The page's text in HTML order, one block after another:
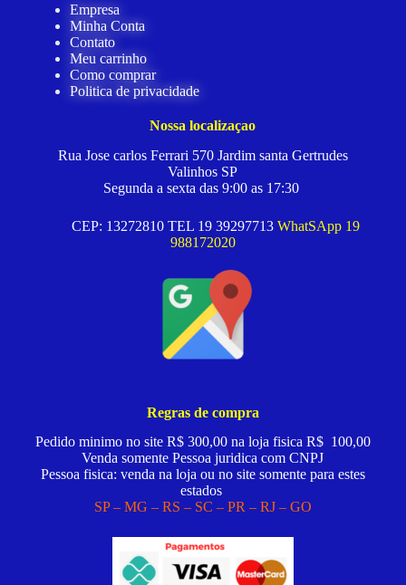
Empresa
Minha Conta
Contato
Meu carrinho
Como comprar
Politica de privacidade
Nossa localizaçao
Rua Jose carlos Ferrari 570 Jardim santa Gertrudes
Valinhos SP
Segunda a sexta das 9:00 as 17:30
CEP: 13272810 TEL 19 39297713 WhatSApp 19
988172020
Regras de compra
Pedido minimo no site R$ 300,00 na loja fisica R$ 100,00
Venda somente Pessoa juridica com CNPJ
Pessoa fisica: venda na loja ou no site somente para estes
estados
SP – MG – RS – SC – PR – RJ – GO